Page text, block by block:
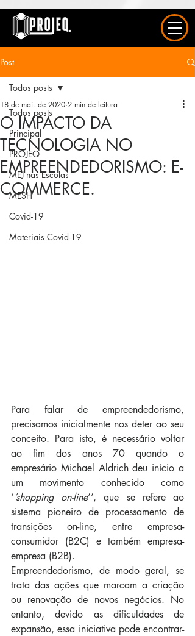
Post
Todos posts
Principal
PROJEQ
MEJ nas Escolas
MESH
Covid-19
Materiais Covid-19
Todos posts
O IMPACTO DA
TECNOLOGIA NO
EMPREENDEDORISMO: E-
COMMERCE.
18 de mai. de 2020 2 min de leitura
Para falar de empreendedorismo,
precisamos inicialmente nos deter ao seu
conceito. Para isto, é necessário voltar
ao fim dos anos 70 quando o
empresário Michael Aldrich deu início a
um movimento conhecido como
‘’shopping on-line’’, que se refere ao
sistema pioneiro de processamento de
transições on-line, entre empresa-
consumidor (B2C) e também empresa-
empresa (B2B).
Empreendedorismo, de modo geral, se
trata das ações que marcam a criação
ou renovação de novos negócios. No
entanto, devido as dificuldades de
expansão, essa iniciativa pode encontrar-